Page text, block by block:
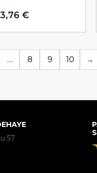
€
… 8 9 10 →
57